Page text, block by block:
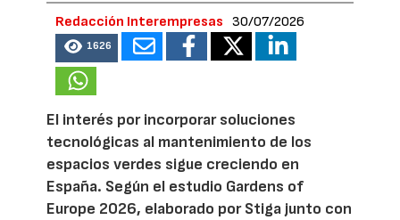
Redacción Interempresas 30/07/2026
1626
El interés por incorporar soluciones
tecnológicas al mantenimiento de los
espacios verdes sigue creciendo en
España. Según el estudio Gardens of
Europe 2026, elaborado por Stiga junto con